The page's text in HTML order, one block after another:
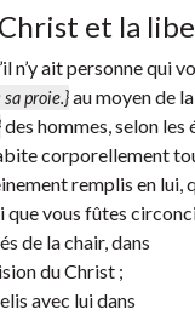
et la
n’y ait personne qui
proie.}au moyen de
des hommes, selon les
corporellement
remplis en
que vous fûtes
de la chair, dans
du Christ ;
avec lui dans